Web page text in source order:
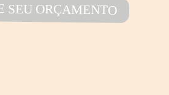
SEU ORÇAMENTO